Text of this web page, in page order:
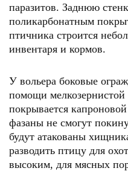
паразитов. Заднюю
поликарбонатным
птичника строится
инвентаря и кормов.
У вольера боковые
помощи мелкозернистой
покрывается
фазаны не смогут
будут атакованы
разводить птицу для
высоким, для мясных